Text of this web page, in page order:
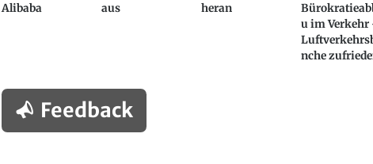
Alibaba
aus
heran
u im Verkehr
nche
Feedback